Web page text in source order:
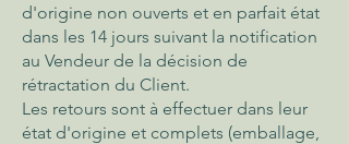
d'origine non ouverts et en parfait état
dans les 14 jours suivant la notification
au Vendeur de la décision de
rétractation du Client.
Les retours sont à effectuer dans leur
état d'origine et complets (emballage,